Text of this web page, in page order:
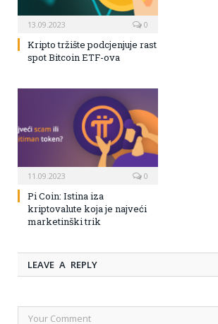
13.09.2023 0
Kripto tržište podcjenjuje rast
spot Bitcoin ETF-ova
11.09.2023 0
Pi Coin: Istina iza
kriptovalute koja je najveći
marketinški trik
LEAVE A REPLY